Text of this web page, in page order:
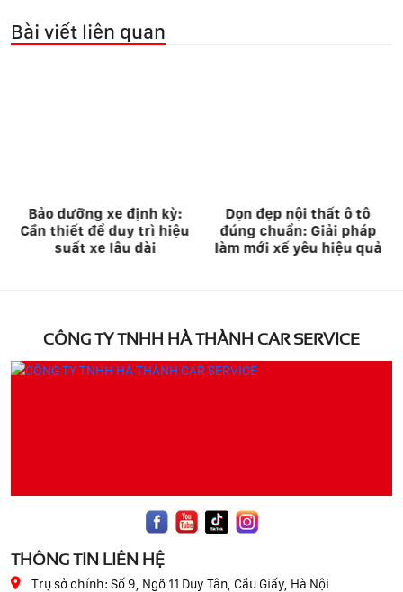
Bài viết liên quan
Dọn đẹp nội thất ô tô
đúng chuẩn: Giải pháp
làm mới xế yêu hiệu quả
Tại Sao Lựa Chọn Hà
Thành Garage Là Nơi
Sửa Chữa Ô Tô Uy Tín?
CÔNG TY TNHH HÀ THÀNH CAR SERVICE
THÔNG TIN LIÊN HỆ
Trụ sở chính: Số 9, Ngõ 11 Duy Tân, Cầu Giấy, Hà Nội